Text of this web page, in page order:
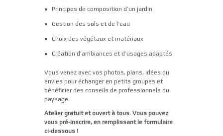
Principes de composition d’un jardin
Gestion des sols et de l’eau
Choix des végétaux et matériaux
Création d’ambiances et d’usages adaptés
Vous venez avec vos photos, plans, idées ou
envies pour échanger en petits groupes et
bénéficier des conseils de professionnels du
paysage.
Atelier gratuit et ouvert à tous. Vous pouvez
vous pré-inscrire, en remplissant le formulaire
ci-dessous !